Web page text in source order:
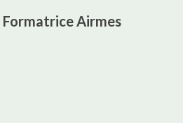
Formatrice Airmes